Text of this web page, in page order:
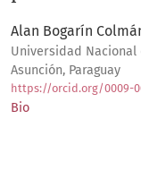
Alan Bogarín
Universidad Nacional
Asunción, Paraguay
https://orcid.org/0009-
Bio